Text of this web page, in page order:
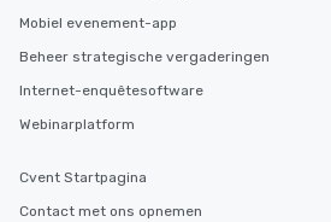
Mobiel evenement-app
Beheer strategische vergaderingen
Internet-enquêtesoftware
Webinarplatform
Cvent Startpagina
Contact met ons opnemen